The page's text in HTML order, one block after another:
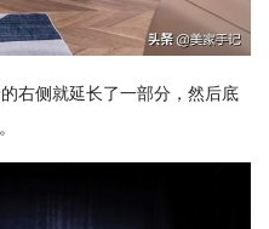
右侧就延长了一部分，然后底